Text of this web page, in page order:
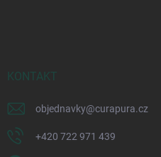
KONTAKT
objednavky@curapura.cz
+420 722 971 439